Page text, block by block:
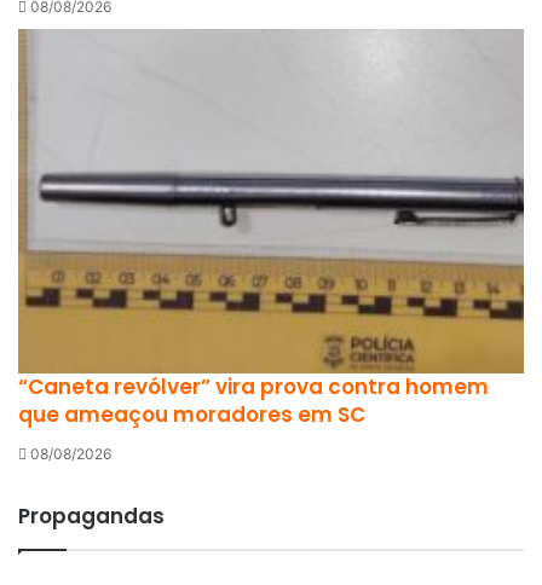
08/08/2026
“Caneta revólver” vira prova contra homem
que ameaçou moradores em SC
08/08/2026
Propagandas